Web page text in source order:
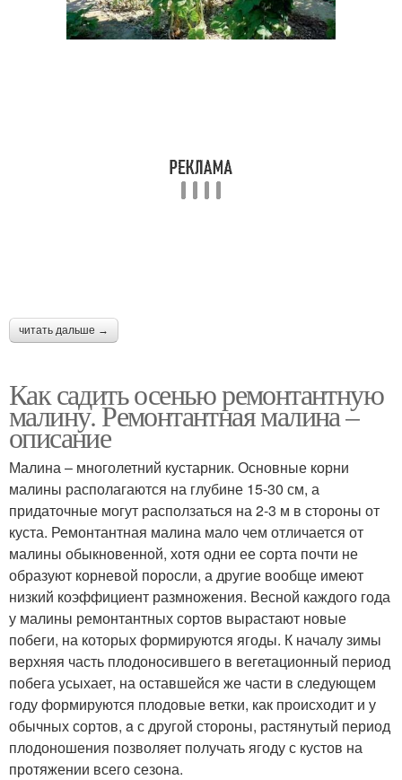
читать дальше →
Как садить осенью ремонтантную
малину. Ремонтантная малина –
описание
Малина – многолетний кустарник. Основные корни
малины располагаются на глубине 15-30 см, а
придаточные могут расползаться на 2-3 м в стороны от
куста. Ремонтантная малина мало чем отличается от
малины обыкновенной, хотя одни ее сорта почти не
образуют корневой поросли, а другие вообще имеют
низкий коэффициент размножения. Весной каждого года
у малины ремонтантных сортов вырастают новые
побеги, на которых формируются ягоды. К началу зимы
верхняя часть плодоносившего в вегетационный период
побега усыхает, на оставшейся же части в следующем
году формируются плодовые ветки, как происходит и у
обычных сортов, a с другой стороны, растянутый период
плодоношения позволяет получать ягоду с кустов на
протяжении всего сезона.